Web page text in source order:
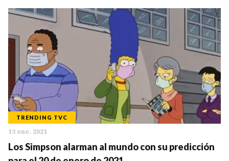
TRENDING TVC
13 ene. 2021
Los Simpson alarman al mundo con su predicción